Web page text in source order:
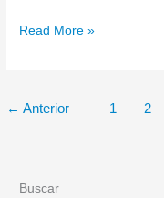
Read More »
← Anterior 1 2
Buscar